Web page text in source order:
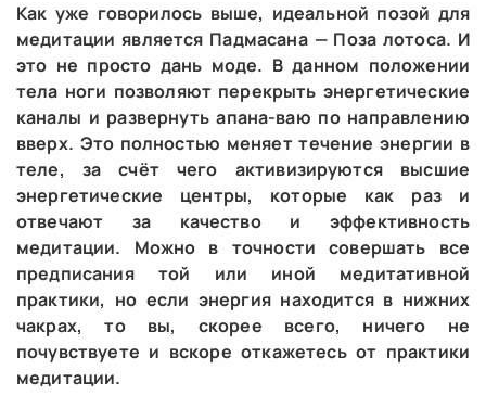
Как уже говорилось выше, идеальной позой для
медитации является Падмасана — Поза лотоса. И
это не просто дань моде. В данном положении
тела ноги позволяют перекрыть энергетические
каналы и развернуть апана-ваю по направлению
вверх. Это полностью меняет течение энергии в
теле, за счёт чего активизируются высшие
энергетические центры, которые как раз и
отвечают за качество и эффективность
медитации. Можно в точности совершать все
предписания той или иной медитативной
практики, но если энергия находится в нижних
чакрах, то вы, скорее всего, ничего не
почувствуете и вскоре откажетесь от практики
медитации.